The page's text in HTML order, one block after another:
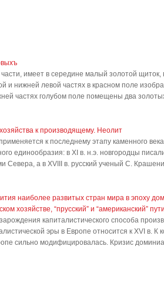
имеет в середине малый золо­той
и нижней левой частях в красном поле
частях голубом поле помещены два
к производящему. Неолит
к последнему этапу каменного
единообразия: в XI в. н.э. новгородцы
Севера, а в XVIII в. русский ученый С.
наиболее развитых стран мира в эпоху
хозяйстве, “прусский” и “американский” пути
капиталистического способа
эры в Европе относится к XVI в. К
сильно модифицировалась. Кризис